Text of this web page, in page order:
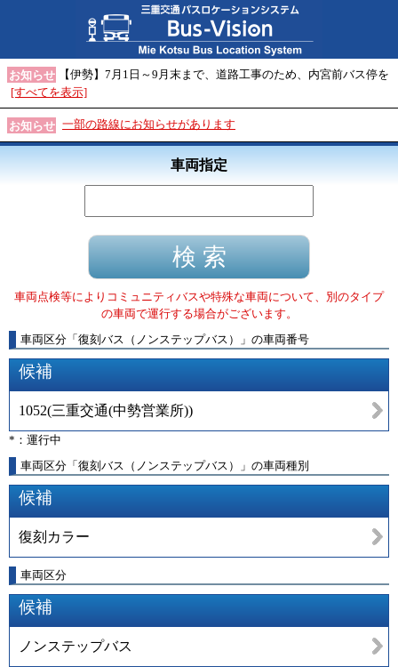
お知らせ
【伊勢】7月1日～9月末まで、道路工事のため、内宮前バス停を
[すべてを表示]
お知らせ 一部の路線にお知らせがあります
車両指定
車両点検等によりコミュニティバスや特殊な車両について、別のタイプ
の車両で運行する場合がございます。
車両区分 「 復刻バス（ノンステップバス） 」 の車両番号
候補
1052(三重交通(中勢営業所))
*：運行中
車両区分「復刻バス（ノンステップバス）」の車両種別
候補
復刻カラー
車両区分
候補
ノンステップバス